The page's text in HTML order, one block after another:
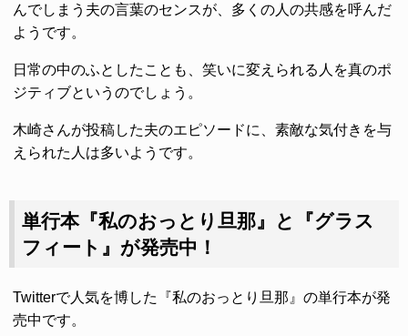
んでしまう夫の言葉のセンスが、多くの人の共感を呼んだ
ようです。
日常の中のふとしたことも、笑いに変えられる人を真のポ
ジティブというのでしょう。
木崎さんが投稿した夫のエピソードに、素敵な気付きを与
えられた人は多いようです。
単行本『私のおっとり旦那』と『グラス
フィート』が発売中！
Twitterで人気を博した『私のおっとり旦那』の単行本が発
売中です。